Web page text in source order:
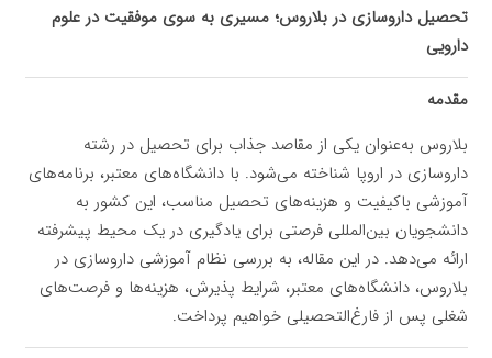
تحصیل داروسازی در بلاروس؛ مسیری به سوی موفقیت در علوم
دارویی
مقدمه
بلاروس به‌عنوان یکی از مقاصد جذاب برای تحصیل در رشته
داروسازی در اروپا شناخته می‌شود. با دانشگاه‌های معتبر، برنامه‌های
آموزشی باکیفیت و هزینه‌های تحصیل مناسب، این کشور به
دانشجویان بین‌المللی فرصتی برای یادگیری در یک محیط پیشرفته
ارائه می‌دهد. در این مقاله، به بررسی نظام آموزشی داروسازی در
بلاروس، دانشگاه‌های معتبر، شرایط پذیرش، هزینه‌ها و فرصت‌های
شغلی پس از فارغ‌التحصیلی خواهیم پرداخت.